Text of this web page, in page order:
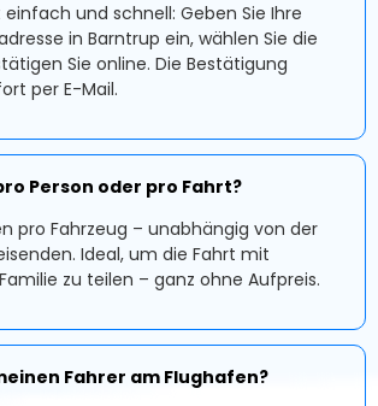
und schnell: Geben Sie Ihre
in Barntrup ein, wählen Sie die
Sie online. Die Bestätigung
per E-Mail.
Person oder pro Fahrt?
pro Fahrzeug – unabhängig von der
Ideal, um die Fahrt mit
zu teilen – ganz ohne Aufpreis.
Fahrer am Flughafen?